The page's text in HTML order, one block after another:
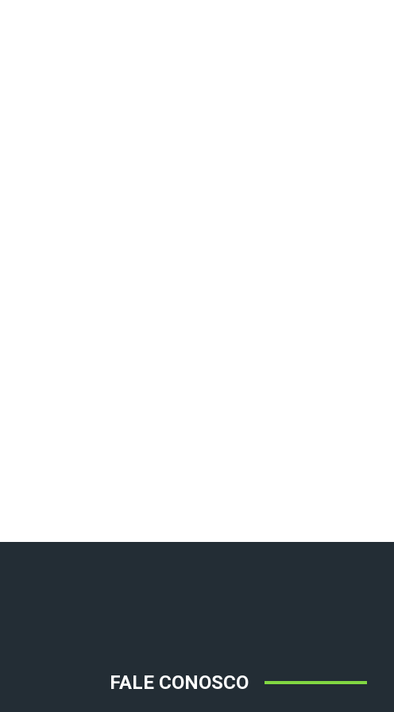
FALE CONOSCO